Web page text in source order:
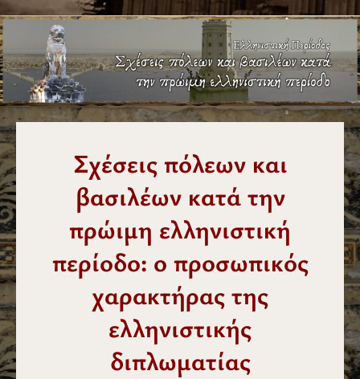
Σχέσεις πόλεων και
βασιλέων κατά την
πρώιμη ελληνιστική
περίοδο: ο προσωπικός
χαρακτήρας της
ελληνιστικής
διπλωματίας